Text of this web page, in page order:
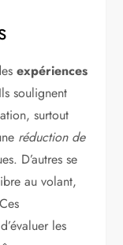
expériences
soulignent
surtout
réduction de
D’autres se
au volant,
les